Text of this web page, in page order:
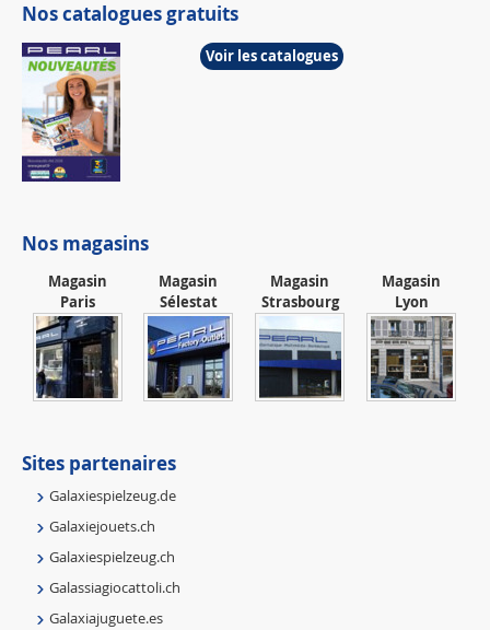
Nos catalogues gratuits
Voir les catalogues
Nos magasins
Magasin
Paris
Magasin
Sélestat
Magasin
Strasbourg
Magasin
Lyon
Sites partenaires
Galaxiespielzeug.de
Galaxiejouets.ch
Galaxiespielzeug.ch
Galassiagiocattoli.ch
Galaxiajuguete.es